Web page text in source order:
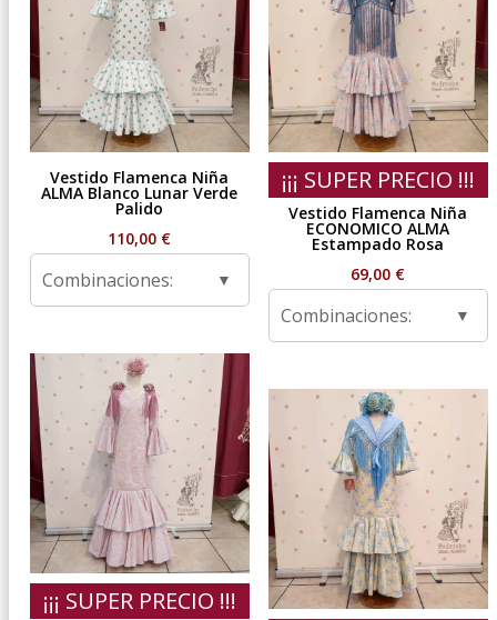
Vestido Flamenca Niña
ALMA Blanco Lunar Verde
Palido
110,00 €
Combinaciones:
¡¡¡ SUPER PRECIO !!!
Vestido Flamenca Niña
ECONOMICO ALMA
Estampado Rosa
69,00 €
Combinaciones:
¡¡¡ SUPER PRECIO !!!